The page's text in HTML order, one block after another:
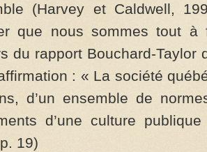
(Harvey et Caldwell,
que nous sommes tout
du rapport Bouchard-
: « La société
d’un ensemble de
d’une culture
19)